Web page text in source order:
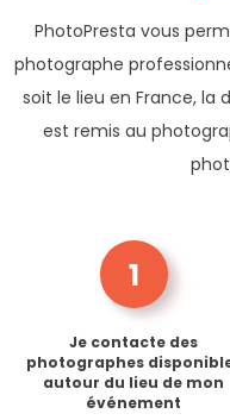
PhotoPresta vous
photographe
soit le lieu en France,
est remis au
1
Je contacte des
photographes
autour du lieu de mon
événement